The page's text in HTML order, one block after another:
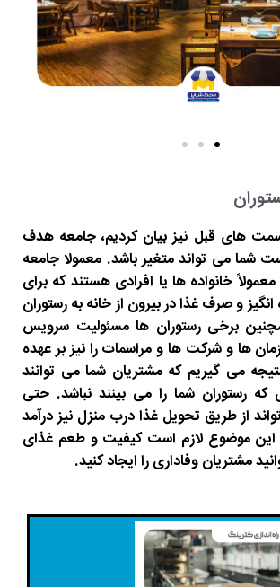
های قبل نیز بیان کردیم، جامعه هدف
شما می تواند متغیر باشد. معمولا جامعه
خانواده ها یا افرادی هستند که برای
و صرف غذا در بیرون از خانه به رستوران
برخی رستوران ها مسئولیت سرویس
ها و شرکت ها و مراسمات را نیز بر عهده
می گیریم که مشتریان شما می توانند
که رستوران شما را می بینند نباشد. حتی
از طریق تحویل غذا درب منزل نیز درآمد
این موضوع لازم است کیفیت و طعم غذای
مشتریان وفاداری را ایجاد کنید.